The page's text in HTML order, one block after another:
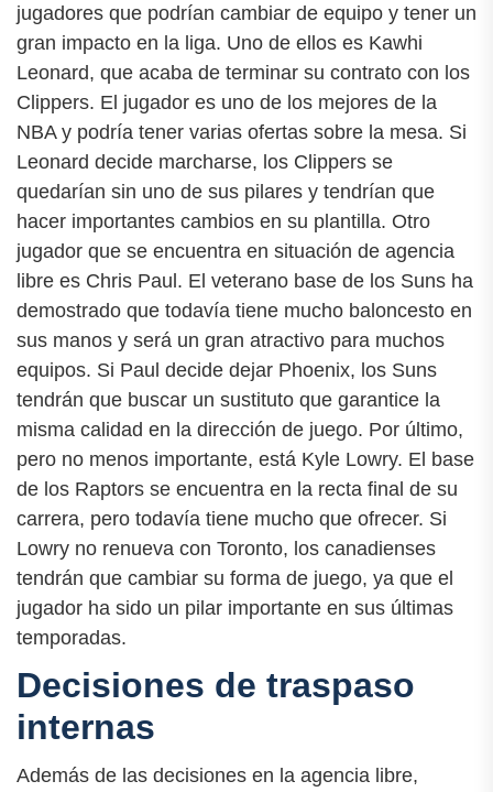
jugadores que podrían cambiar de equipo y tener un
gran impacto en la liga. Uno de ellos es Kawhi
Leonard, que acaba de terminar su contrato con los
Clippers. El jugador es uno de los mejores de la
NBA y podría tener varias ofertas sobre la mesa. Si
Leonard decide marcharse, los Clippers se
quedarían sin uno de sus pilares y tendrían que
hacer importantes cambios en su plantilla. Otro
jugador que se encuentra en situación de agencia
libre es Chris Paul. El veterano base de los Suns ha
demostrado que todavía tiene mucho baloncesto en
sus manos y será un gran atractivo para muchos
equipos. Si Paul decide dejar Phoenix, los Suns
tendrán que buscar un sustituto que garantice la
misma calidad en la dirección de juego. Por último,
pero no menos importante, está Kyle Lowry. El base
de los Raptors se encuentra en la recta final de su
carrera, pero todavía tiene mucho que ofrecer. Si
Lowry no renueva con Toronto, los canadienses
tendrán que cambiar su forma de juego, ya que el
jugador ha sido un pilar importante en sus últimas
temporadas.
Decisiones de traspaso
internas
Además de las decisiones en la agencia libre,